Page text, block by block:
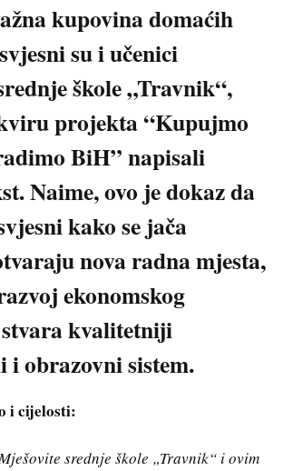
kupovina domaćih
su i učenici
škole „Travnik“,
projekta “Kupujmo
BiH” napisali
Naime, ovo je dokaz da
kako se jača
nova radna mjesta,
ekonomskog
kvalitetniji
i obrazovni sistem.
i cijelosti:
srednje škole „Travnik“ i ovim